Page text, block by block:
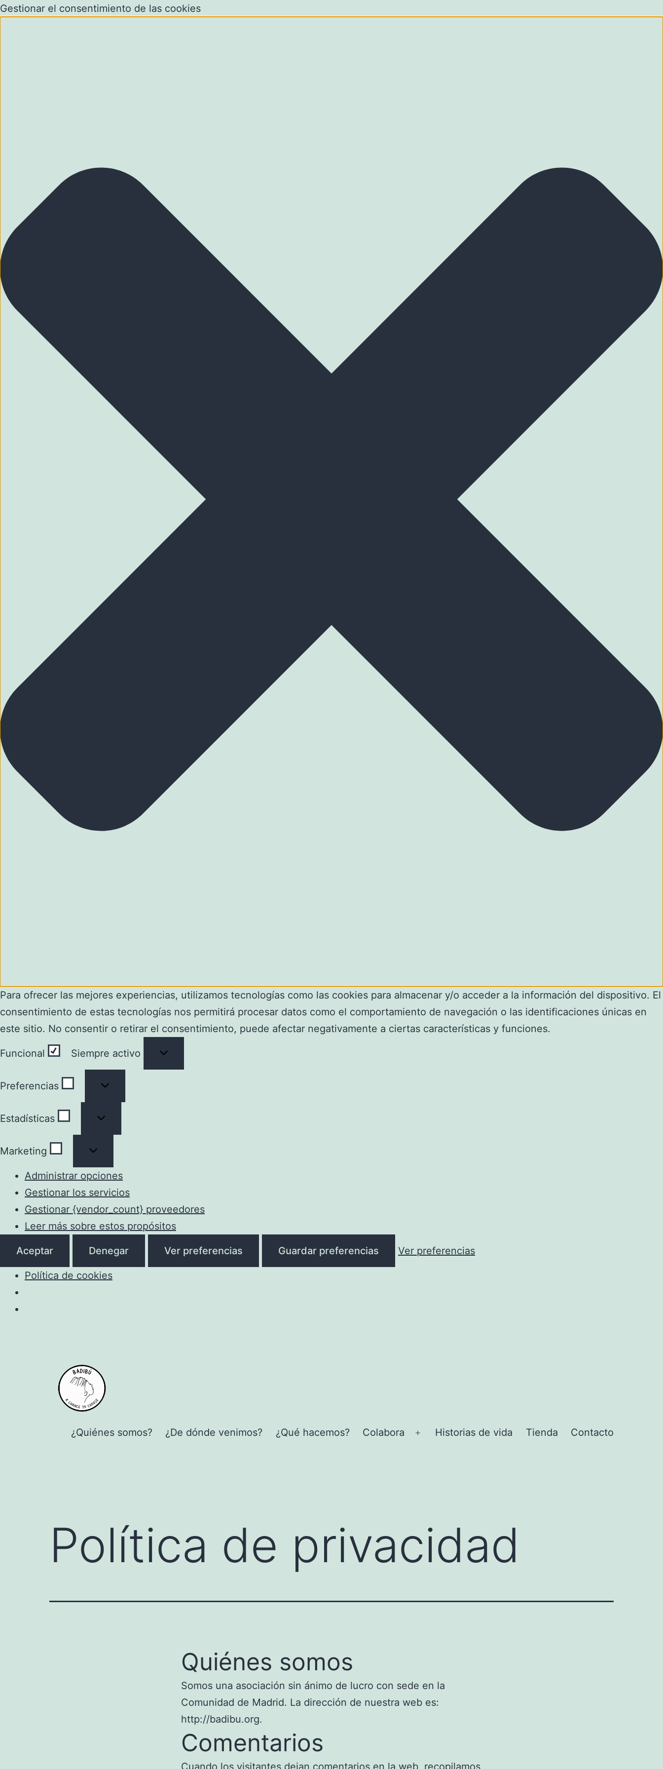
Gestionar el consentimiento de las cookies
Para ofrecer las mejores experiencias, utilizamos tecnologías como las cookies para almacenar y/o acceder a la información del dispositivo. El
consentimiento de estas tecnologías nos permitirá procesar datos como el comportamiento de navegación o las identificaciones únicas en
este sitio. No consentir o retirar el consentimiento, puede afectar negativamente a ciertas características y funciones.
Funcional Siempre activo
Preferencias
Estadísticas
Marketing
Administrar opciones
Gestionar los servicios
Gestionar {vendor_count} proveedores
Leer más sobre estos propósitos
Aceptar Denegar Ver preferencias Guardar preferencias Ver preferencias
Política de cookies
¿Quiénes somos? ¿De dónde venimos? ¿Qué hacemos? Colabora
Abrir
Historias de vida Tienda Contacto
Política de privacidad
Quiénes somos
Somos una asociación sin ánimo de lucro con sede en la
Comunidad de Madrid. La dirección de nuestra web es:
http://badibu.org.
Comentarios